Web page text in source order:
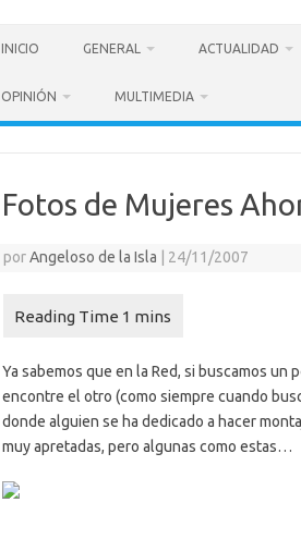
INICIO GENERAL ACTUALIDAD
OPINIÓN MULTIMEDIA
Fotos de Mujeres
porAngeloso de la Isla 24/11/2007
Ya sabemos que en la Red, si buscamos
encontre el otro (como siempre cuando
donde alguien se ha dedicado a hacer
muy apretadas, pero algunas como estas…